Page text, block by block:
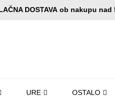
DOSTAVA ob nakupu nad
URE OSTALO